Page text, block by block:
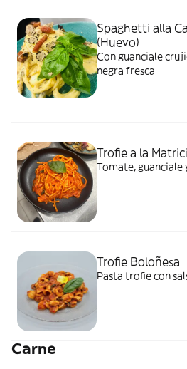
Spaghetti alla
(Huevo)
Con guanciale
negra fresca
Trofie a la
Tomate, guanciale
Trofie Boloñesa
Pasta trofie con
Carne